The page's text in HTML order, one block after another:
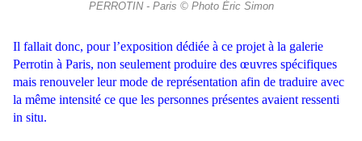
PERROTIN - Paris © Photo Éric Simon
Il fallait donc, pour l’exposition dédiée à ce projet à la galerie
Perrotin à Paris, non seulement produire des œuvres spécifiques
mais renouvelerleur mode de représentation afin de traduire avec
la même intensité ce que les personnes présentes avaient ressenti
in situ.